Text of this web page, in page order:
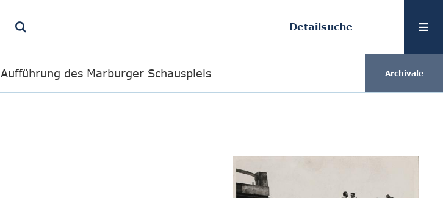
Detailsuche
Aufführung des Marburger Schauspiels Archivale